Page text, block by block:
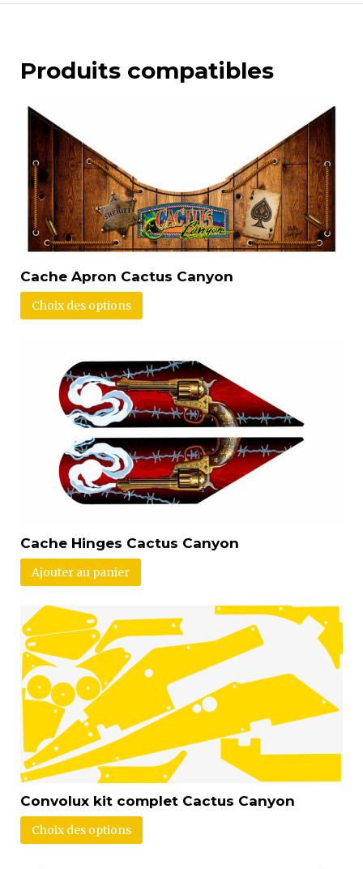
Produits compatibles
Cache Apron Cactus Canyon
Choix des options
Cache Hinges Cactus Canyon
Ajouter au panier
Convolux kit complet Cactus Canyon
Choix des options